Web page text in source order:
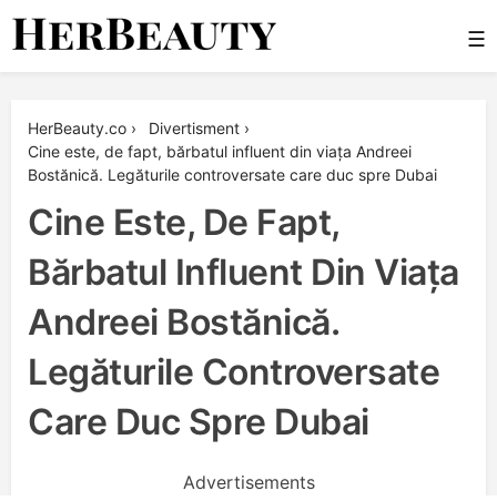
Skip
☰
HerBeauty.co › Divertisment ›
Cine este, de fapt, bărbatul influent din viața Andreei
Bostănică. Legăturile controversate care duc spre Dubai
Cine Este, De Fapt,
Bărbatul Influent Din Viața
Andreei Bostănică.
Legăturile Controversate
Care Duc Spre Dubai
Advertisements